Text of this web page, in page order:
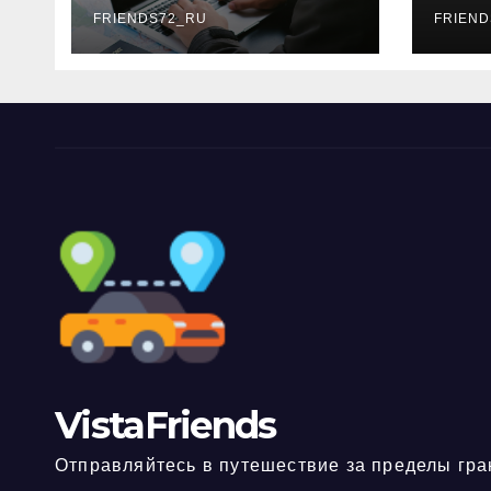
FRIENDS72_RU
VistaFriends
Отправляйтесь в путешествие за пределы